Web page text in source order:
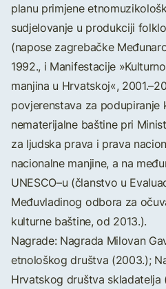
planu primjene
sudjelovanje u produkciji
(napose zagrebačke
1992., i Manifestacije
manjina u Hrvatskoj«,
povjerenstava za podupiranje
nematerijalne baštine pri
za ljudska prava i prava
nacionalne manjine, a na
UNESCO–u (članstvo u
Međuvladinog odbora za
kulturne baštine, od 2013.).
Nagrade: Nagrada Milovan
etnološkog društva (2003.);
Hrvatskog društva skladatelja